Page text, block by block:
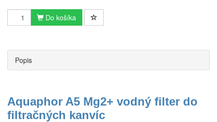
Do košíka
Popis
Aquaphor A5 Mg2+ vodný filter do
filtračných kanvíc